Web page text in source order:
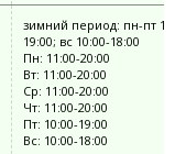
зимний период: пн-пт
19:00; вс 10:00-18:00
Пн: 11:00-20:00
Вт: 11:00-20:00
Ср: 11:00-20:00
Чт: 11:00-20:00
Пт: 10:00-19:00
Вс: 10:00-18:00